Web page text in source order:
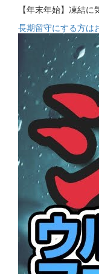
【年末年始】凍結
長期留守にする方は